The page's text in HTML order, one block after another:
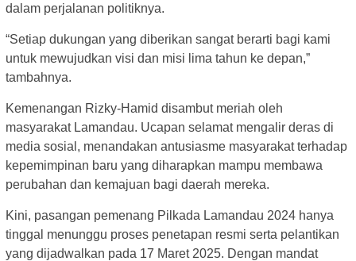
dalam perjalanan politiknya.
“Setiap dukungan yang diberikan sangat berarti bagi kami
untuk mewujudkan visi dan misi lima tahun ke depan,”
tambahnya.
Kemenangan Rizky-Hamid disambut meriah oleh
masyarakat Lamandau. Ucapan selamat mengalir deras di
media sosial, menandakan antusiasme masyarakat terhadap
kepemimpinan baru yang diharapkan mampu membawa
perubahan dan kemajuan bagi daerah mereka.
Kini, pasangan pemenang Pilkada Lamandau 2024 hanya
tinggal menunggu proses penetapan resmi serta pelantikan
yang dijadwalkan pada 17 Maret 2025. Dengan mandat